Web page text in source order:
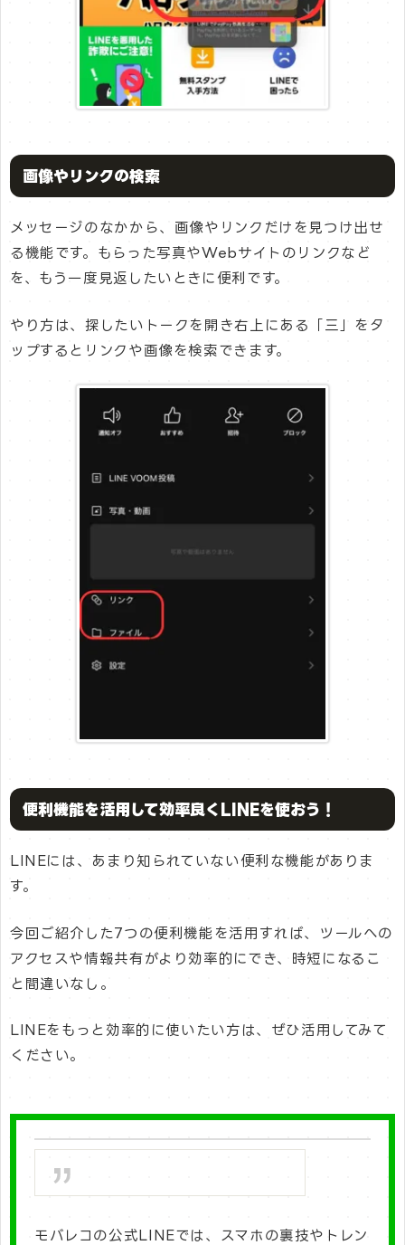
画像やリンクの検索
メッセージのなかから、画像やリンクだけを見つけ出せ
る機能です。もらった写真やWebサイトのリンクなど
を、もう一度見返したいときに便利です。
やり方は、探したいトークを開き右上にある「三」をタ
ップするとリンクや画像を検索できます。
便利機能を活用して効率良くLINEを使おう！
LINEには、あまり知られていない便利な機能がありま
す。
今回ご紹介した7つの便利機能を活用すれば、ツールへの
アクセスや情報共有がより効率的にでき、時短になるこ
と間違いなし。
LINEをもっと効率的に使いたい方は、ぜひ活用してみて
ください。
モバレコの公式LINEでは、スマホの裏技やトレン